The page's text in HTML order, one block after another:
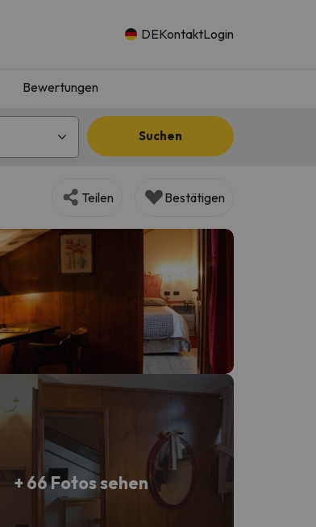
DEKontaktLogin
Bewertungen
Suchen
Teilen Bestätigen
+ 66 Fotos sehen